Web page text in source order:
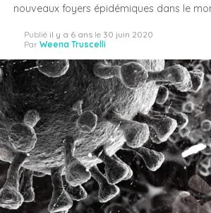
nouveaux foyers épidémiques dans le
Publié il y a 6 ans le 30 juin 2020
Par Weena Truscelli